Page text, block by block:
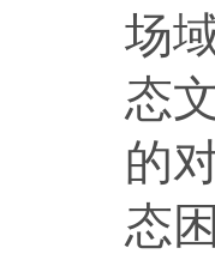
场
态
的
态